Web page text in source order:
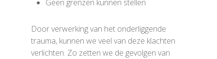
Geen grenzen kunnen stellen
Door verwerking van het onderliggende
trauma, kunnen we veel van deze klachten
verlichten. Zo zetten we de gevolgen van